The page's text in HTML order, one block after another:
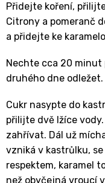
Přidejte koření,
Citrony a pomeranč
a přidejte ke
Nechte cca 20
druhého dne odležet.
Cukr nasypte do
přilijte dvě lžíce
zahřívat. Dál už
vzniká v kastrůlku,
respektem, karamel
než obyčejná vroucí